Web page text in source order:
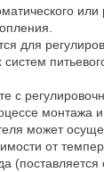
для
с
монтажа
может
от